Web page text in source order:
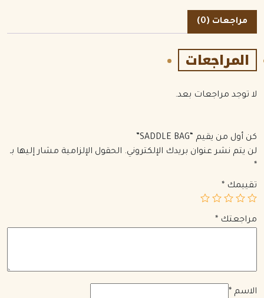
مراجعات (0)
المراجعات
لا توجد مراجعات بعد.
كن أول من يقيم “SADDLE BAG”
لن يتم نشر عنوان بريدك الإلكتروني. الحقول الإلزامية مشار إليها بـ
*
تقييمك *
مراجعتك *
الاسم *